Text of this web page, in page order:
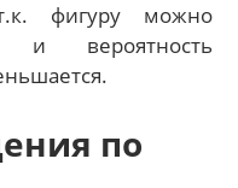
фигуру можно
и вероятность
по